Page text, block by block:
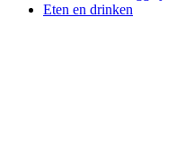
Eten en drinken